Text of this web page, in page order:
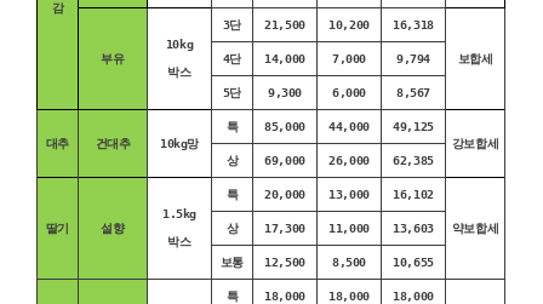
감
부유
10kg
박스
3단 21,500 10,200 16,318
보합세
4단 14,000 7,000 9,794
5단 9,300 6,000 8,567
대추 건대추 10kg망
특 85,000 44,000
49,125
강보합세
상
69,000 26,000 62,385
딸기 설향
1.5kg
박스
특 20,000 13,000 16,102
약보합세
상 17,300 11,000 13,603
보통 12,500 8,500 10,655
특 18,000 18,000 18,000